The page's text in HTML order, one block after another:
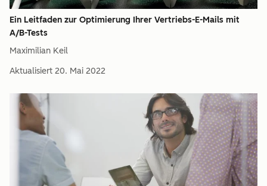
Ein Leitfaden zur Optimierung Ihrer Vertriebs-E-Mails mit
A/B-Tests
Maximilian Keil
Aktualisiert 20. Mai 2022